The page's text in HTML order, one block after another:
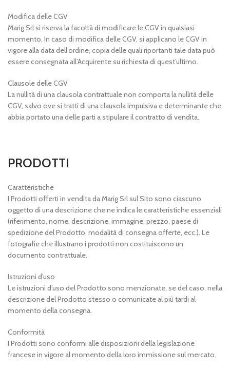
Modifica delle CGV
Marig Srl si riserva la facoltà di modificare le CGV in qualsiasi
momento. In caso di modifica delle CGV, si applicano le CGV in
vigore alla data dell’ordine, copia delle quali riportanti tale data può
essere consegnata all’Acquirente su richiesta di quest’ultimo.
Clausole delle CGV
La nullità di una clausola contrattuale non comporta la nullità delle
CGV, salvo ove si tratti di una clausola impulsiva e determinante che
abbia portato una delle parti a stipulare il contratto di vendita.
PRODOTTI
Caratteristiche
I Prodotti offerti in vendita da Marig Srl sul Sito sono ciascuno
oggetto di una descrizione che ne indica le caratteristiche essenziali
(riferimento, nome, descrizione, immagine, prezzo, paese di
spedizione del Prodotto, modalità di consegna offerte, ecc.). Le
fotografie che illustrano i prodotti non costituiscono un
documento contrattuale.
Istruzioni d’uso
Le istruzioni d’uso del Prodotto sono menzionate, se del caso, nella
descrizione del Prodotto stesso o comunicate al più tardi al
momento della consegna.
Conformità
I Prodotti sono conformi alle disposizioni della legislazione
francese in vigore al momento della loro immissione sul mercato.